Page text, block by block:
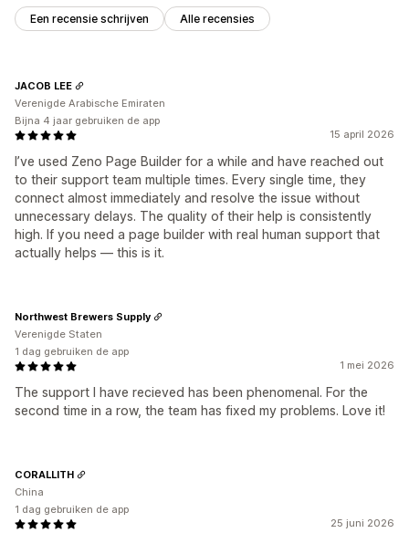
Een recensie schrijven Alle recensies
15 april 2026
I’ve used Zeno Page Builder for a while and have reached out
to their support team multiple times. Every single time, they
connect almost immediately and resolve the issue without
unnecessary delays. The quality of their help is consistently
high. If you need a page builder with real human support that
actually helps — this is it.
JACOB LEE
Verenigde Arabische Emiraten
Bijna 4 jaar gebruiken de app
1 mei 2026
The support I have recieved has been phenomenal. For the
second time in a row, the team has fixed my problems. Love it!
Northwest Brewers Supply
Verenigde Staten
1 dag gebruiken de app
25 juni 2026
CORALLITH
China
1 dag gebruiken de app